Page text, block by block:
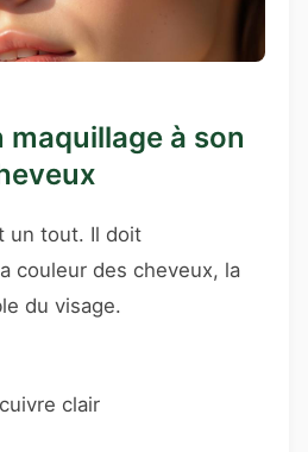
à son
un tout. Il doit
couleur des cheveux, la
du visage.
clair